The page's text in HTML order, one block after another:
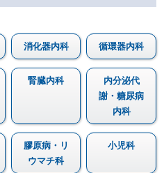
消化器内科 循環器内科
腎臓内科
内分泌代
謝・糖尿病
内科
膠原病・リ
ウマチ科
小児科